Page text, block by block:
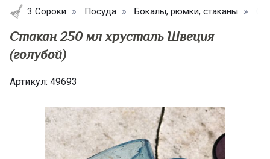
3 Сороки Посуда Бокалы, рюмки, стаканы
Стакан 250 мл хрусталь Швеция
(голубой)
Артикул: 49693